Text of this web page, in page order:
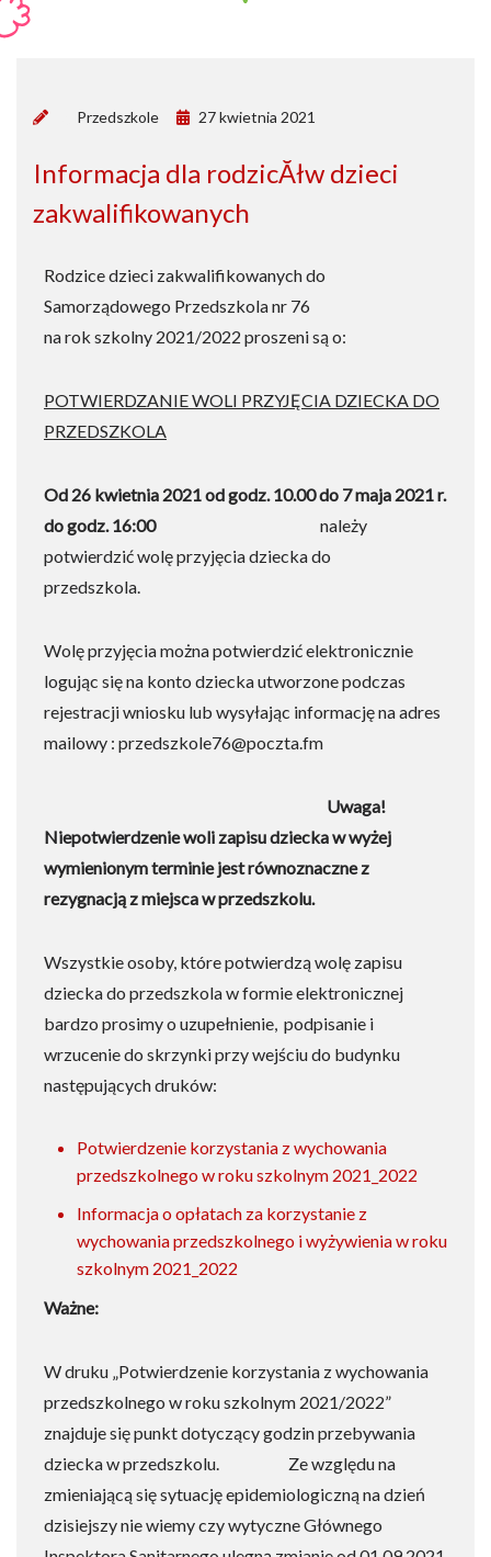
Przedszkole 27 kwietnia 2021
Informacja dla rodzicĂłw dzieci
zakwalifikowanych
Rodzice dzieci zakwalifikowanych do
Samorządowego Przedszkola nr 76
na rok szkolny 2021/2022 proszeni są o:
POTWIERDZANIE WOLI PRZYJĘCIA DZIECKA DO
PRZEDSZKOLA
Od 26 kwietnia 2021 od godz. 10.00 do 7 maja 2021 r.
do godz. 16:00należy
potwierdzić wolę przyjęcia dziecka do
przedszkola.
Wolę przyjęcia można potwierdzić elektronicznie
logując się na konto dziecka utworzone podczas
rejestracji wniosku lub wysyłając informację na adres
mailowy : przedszkole76@poczta.fm
Uwaga!
Niepotwierdzenie woli zapisu dziecka w wyżej
wymienionym terminie jest równoznaczne z
rezygnacją z miejsca w przedszkolu.
Wszystkie osoby, które potwierdzą wolę zapisu
dziecka do przedszkola w formie elektronicznej
bardzo prosimy o uzupełnienie, podpisanie i
wrzucenie do skrzynki przy wejściu do budynku
następujących druków:
Potwierdzenie korzystania z wychowania
przedszkolnego w roku szkolnym 2021_2022
Informacja o opłatach za korzystanie z
wychowania przedszkolnego i wyżywienia w roku
szkolnym 2021_2022
Ważne:
W druku „Potwierdzenie korzystania z wychowania
przedszkolnego w roku szkolnym 2021/2022”
znajduje się punkt dotyczący godzin przebywania
dziecka w przedszkolu. Ze względu na
zmieniającą się sytuację epidemiologiczną na dzień
dzisiejszy nie wiemy czy wytyczne Głównego